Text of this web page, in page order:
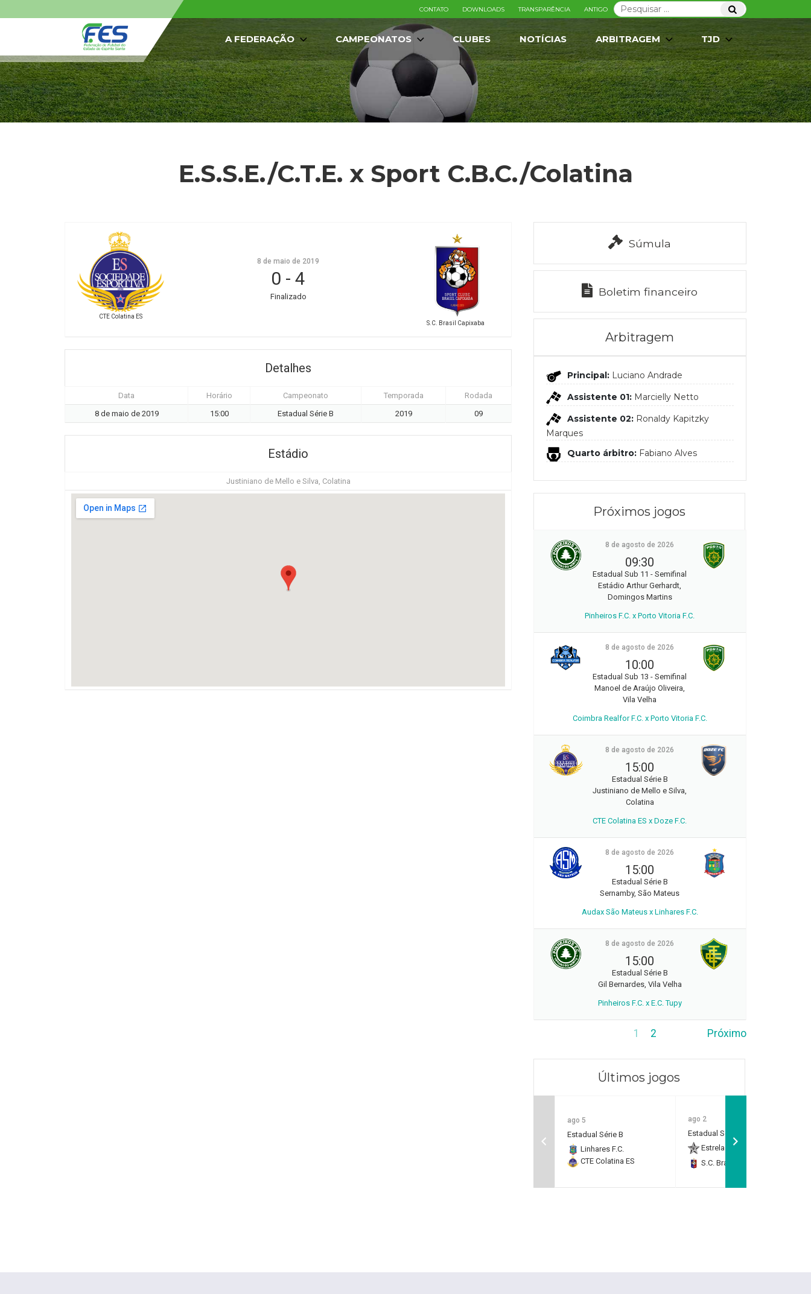
Pesquisar
por:
Pesquisar
CONTATO DOWNLOADS TRANSPARÊNCIA ANTIGO
A FEDERAÇÃO CAMPEONATOS CLUBES NOTÍCIAS ARBITRAGEM TJD
E.S.S.E./C.T.E. x Sport C.B.C./Colatina
CTE Colatina ES
S.C. Brasil Capixaba
8 de maio de 2019
0 - 4
Finalizado
Detalhes
Data Horário Campeonato Temporada
Rodada
8 de maio de 2019
15:00 Estadual Série B 2019 09
Estádio
Justiniano de Mello e Silva, Colatina
Súmula
Boletim financeiro
Arbitragem
Principal: Luciano Andrade
Assistente 01: Marcielly Netto
Assistente 02: Ronaldy Kapitzky
Marques
Quarto árbitro: Fabiano Alves
Próximos jogos
8 de agosto de 2026
09:30
Estadual Sub 11 - Semifinal
Estádio Arthur Gerhardt,
Domingos Martins
Pinheiros F.C. x Porto Vitoria F.C.
8 de agosto de 2026
10:00
Estadual Sub 13 - Semifinal
Manoel de Araújo Oliveira,
Vila Velha
Coimbra Realfor F.C. x Porto Vitoria F.C.
8 de agosto de 2026
15:00
Estadual Série B
Justiniano de Mello e Silva,
Colatina
CTE Colatina ES x Doze F.C.
8 de agosto de 2026
15:00
Estadual Série B
Sernamby, São Mateus
Audax São Mateus x Linhares F.C.
8 de agosto de 2026
15:00
Estadual Série B
Gil Bernardes, Vila Velha
Pinheiros F.C. x E.C. Tupy
1 2 Próximo
Últimos jogos
ago 5
Estadual Série B
Linhares F.C.
CTE Colatina ES
ago 2
Estadual Série B
Estrela do Norte F.C.
S.C. Brasil Capixaba